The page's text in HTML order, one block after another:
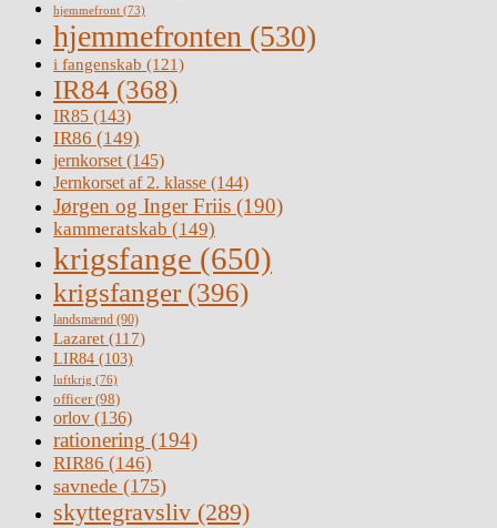
hjemmefront (73)
hjemmefronten (530)
i fangenskab (121)
IR84 (368)
IR85 (143)
IR86 (149)
jernkorset(145)
Jernkorset af 2. klasse (144)
Jørgen og Inger Friis (190)
kammeratskab (149)
krigsfange (650)
krigsfanger (396)
landsmænd (90)
Lazaret (117)
LIR84 (103)
luftkrig (76)
officer(98)
orlov (136)
rationering (194)
RIR86 (146)
savnede (175)
skyttegravsliv (289)